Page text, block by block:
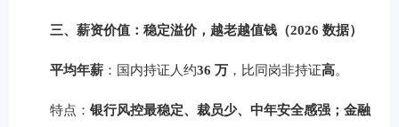
三、薪资价值：稳定溢价，越老越值钱（2026 数据）
平均年薪：国内持证人约36 万，比同岗非持证高。
特点： 银行风控最稳定、裁员少、中年安全感强；金融